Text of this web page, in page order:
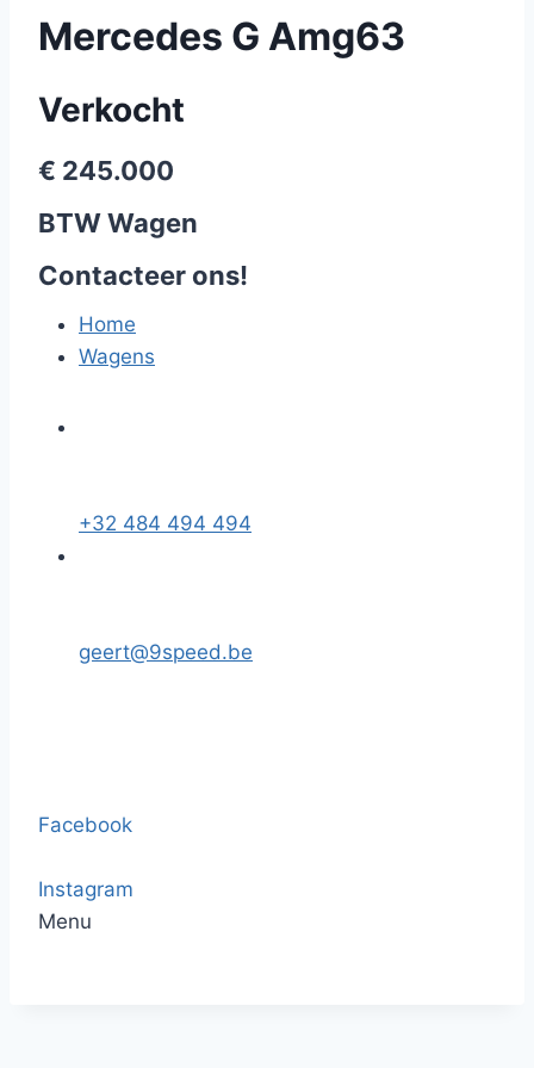
Mercedes G Amg63
Verkocht
€ 245.000
BTW Wagen
Contacteer ons!
Home
Wagens
+32 484 494 494
geert@9speed.be
Facebook
Instagram
Menu